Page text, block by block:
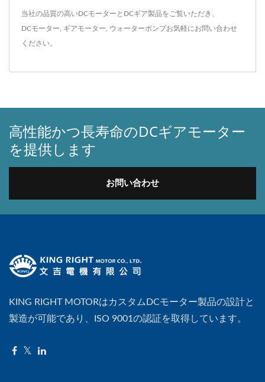
当社の品質の高いDCモーターとDCギア製品をご覧いただき、
DCモーター ギアモーター ウォーターポンプお気軽にお問い合わせ
ください。
高性能かつ長寿命のDCギアモーター
を提供します
お問い合わせ
KING RIGHT MOTORはカスタムDCモーター製品の設計と
製造が可能であり、ISO 9001の認証を取得しています。